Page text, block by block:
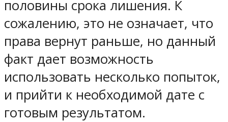
половины срока лишения. К
сожалению, это не означает, что
права вернут раньше, но данный
факт дает возможность
использовать несколько попыток,
и прийти к необходимой дате с
готовым результатом.